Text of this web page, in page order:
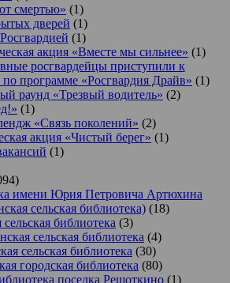
смертью» (1)
дверей (1)
(1)
акция «Вместе мы сильнее» (1)
росгвардейцы приступили к
программе «Росгвардия Драйв» (1)
раунд «Трезвый водитель» (2)
(1)
«Связь поколений» (2)
акция «Чистый берег» (1)
(1)
имени Юрия Петровича Артюхина
сельская библиотека) (18)
сельская библиотека (3)
сельская библиотека (4)
сельская библиотека (30)
городская библиотека (80)
поселка Решоткино (1)